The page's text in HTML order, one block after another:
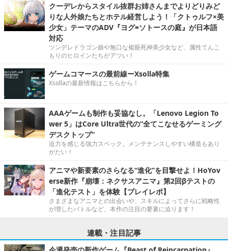
クーデレからスタイル抜群お姉さんまでよりどりみど
りな人外娘たちとホテル経営しよう！「クトゥルフ×美
少女」テーマのADV『ヨグ=ソトースの庭』が日本語
対応
ツンデレドラゴン娘や無口な複眼死神美少女など、属性てんこ
もりのヒロインたちがアツい！
ゲームコマースの最前線ーXsolla特集
Xsollaの最新情報はこちらから！
AAAゲームも制作も妥協なし。「Lenovo Legion To
wer 5」はCore Ultra世代の“全てこなせるゲーミング
デスクトップ”
迫力を感じる強力スペック。メンテナンスしやすい構造もあり
がたい！
アニマや新要素のさらなる“進化”を目撃せよ！HoYov
erse新作『崩壊：ネクサスアニマ』第2回βテストの
「進化テスト」を体験【プレイレポ】
さまざまなアニマとの出会いや、スキルによってさらに戦略性
が増したバトルなど、本作の注目の要素に迫ります！
連載・注目記事